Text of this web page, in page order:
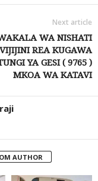
Next article
WA NISHATI
VIJIJINI REA KUGAWA
YA GESI ( 9765 )
MKOA WA KATAVI
AUTHOR